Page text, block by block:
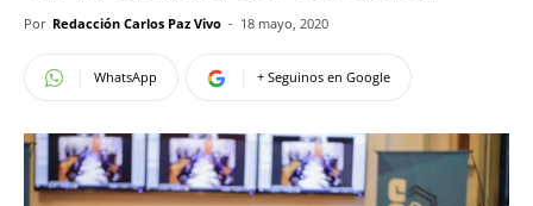
Por Redacción Carlos Paz Vivo - 18 mayo, 2020
WhatsApp + Seguinos en Google